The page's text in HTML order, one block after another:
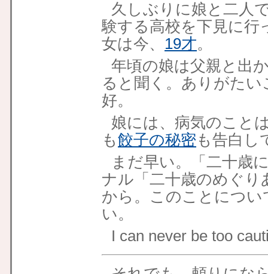
久しぶりに娘と二人
験する高校を下見に行
女は今、 19才。
年頃の娘は父親と出
ると聞く。ありがた
好。
娘には、病気のこと
も餃子の秘密も告白し
まだ早い。「二十歳
ナル「二十歳のめぐり
から。このことにつ
い。
I can never be too